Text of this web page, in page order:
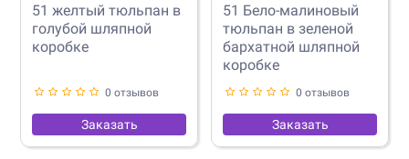
51 желтый тюльпан в
голубой шляпной
коробке
0 отзывов
Заказать
51 Бело-малиновый
тюльпан в зеленой
бархатной шляпной
коробке
0 отзывов
Заказать